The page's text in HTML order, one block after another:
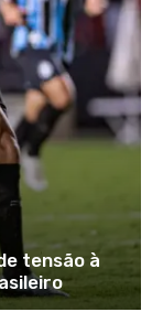
tensão à